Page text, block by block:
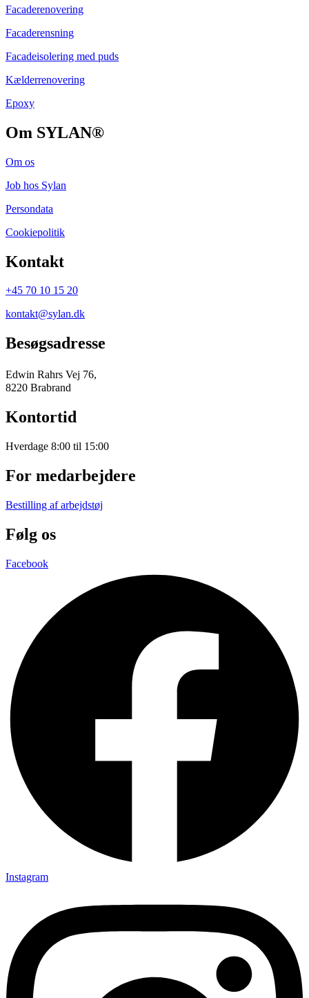
Facaderenovering
Facaderensning
​Facadeisolering med puds
Kælderrenovering
Epoxy
Om SYLAN®
Om os
Job hos Sylan
Persondata
Cookiepolitik
Kontakt
+45 70 10 15 20
kontakt@sylan.dk
Besøgsadresse
Edwin Rahrs Vej 76,
8220 Brabrand
Kontortid
Hverdage 8:00 til 15:00
For medarbejdere
Bestilling af arbejdstøj
Følg os
Facebook
Instagram